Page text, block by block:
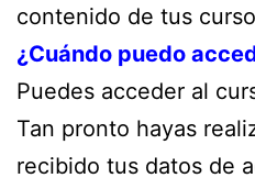
contenido de tus
¿Cuándo puedo
Puedes acceder al
Tan pronto hayas
recibido tus datos de